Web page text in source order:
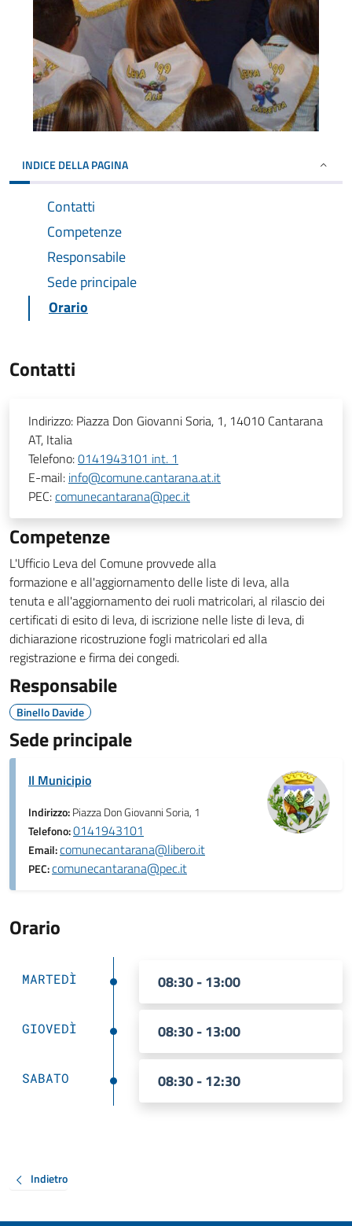
INDICE DELLA PAGINA
Contatti
Competenze
Responsabile
Sede principale
Orario
Contatti
Indirizzo: Piazza Don Giovanni Soria, 1, 14010 Cantarana
AT, Italia
Telefono:0141943101 int. 1
E-mail: info@comune.cantarana.at.it
PEC:comunecantarana@pec.it
Competenze
L'Ufficio Leva del Comune provvede alla
formazione e all'aggiornamento delle liste di leva, alla
tenutae all'aggiornamento dei ruoli matricolari, al rilascio dei
certificati di esito di leva, di iscrizione nelle liste di leva, di
dichiarazione ricostruzione fogli matricolari ed alla
registrazione e firma dei congedi.
Responsabile
Binello Davide
Sede principale
Il Municipio
Indirizzo:Piazza Don Giovanni Soria, 1
Telefono:0141943101
Email:comunecantarana@libero.it
PEC:comunecantarana@pec.it
Orario
MARTEDÌ 08:30 - 13:00
GIOVEDÌ 08:30 - 13:00
SABATO 08:30 - 12:30
Indietro